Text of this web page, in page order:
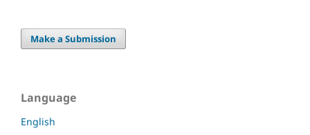
Make a Submission
Language
English